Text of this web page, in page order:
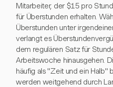
Mitarbeiter, der $15 pro
für Überstunden erhalten.
Überstunden unter
verlangt es
dem regulären Satz für
Arbeitswoche hinausgehen.
häufig als "Zeit und ein Halb"
werden weitgehend durch